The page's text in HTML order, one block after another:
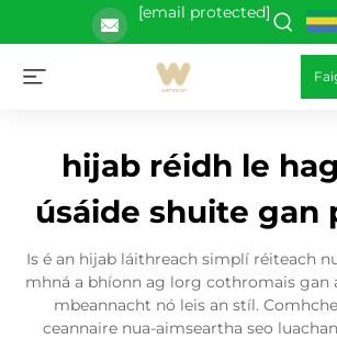
[email protected]
hijab réidh le
úsáide shuite gan
Is é an hijab láithreach simplí réiteach
mhná a bhíonn ag lorg cothromais gan
mbeannacht nó leis an stíl.
ceannaire nua-aimseartha seo